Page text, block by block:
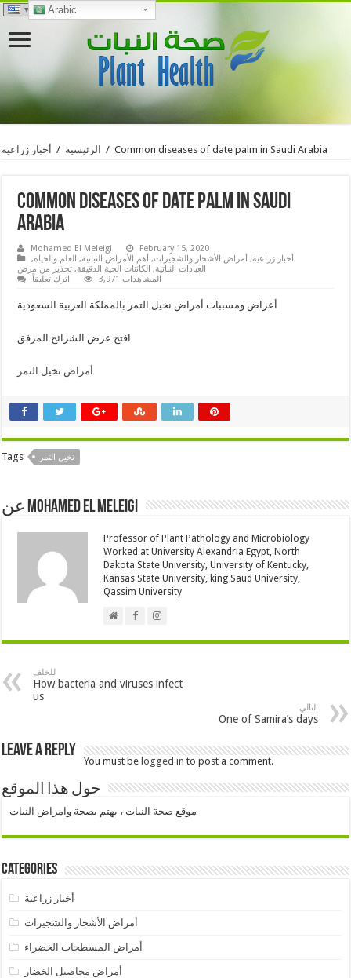
الرئيسية / أخبار زراعية / Common diseases of date palm in Saudi Arabia
Common diseases of date palm in Saudi
Arabia
Mohamed El Meleigi
February 15, 2020
أخبار زراعية, أمراض الأشجار والشجيرات, أهم الأمراض النباتية, العلم والحياة,
العيادات النباتية, الكائنات الحية الدقيقة, تحذير من مرض
اترك تعليقاً
3,971 المشاهدات
أعراض ومسببات أمراض نخيل التمر بالمملكة العربية السعودية
افتح عرض الشرائح المرفق
أمراض نخيل التمر
Tags نخيل التمر
عن Mohamed El Meleigi
Professor of Plant Pathology and Microbiology
Worked at University Alexandria Egypt, North
Dakota State University, University of Kentucky,
Kansas State University, king Saud University,
Qassim University
للخلف
How bacteria and viruses infect
us
التالي
One of Samira’s days
Leave a Reply
You must be logged in to post a comment.
حول هذا الموقع
موقع صحة النبات ، يهتم بصحة وامراض النبات
Categories
أخبار زراعية
أمراض الأشجار والشجيرات
أمراض المسطحات الخضراء
أمراض محاصيل الخضار
Arabic